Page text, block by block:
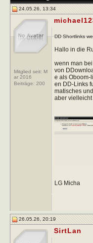
24.05.26, 13:34
Mitglied seit: M
ar 2016
Beiträge: 200
DD Shortlinks
Hallo in die
wenn man
von
e als Oboom-
en DD-Links
matisches
aber
LG Micha
26.05.26, 20:19
SirtLan